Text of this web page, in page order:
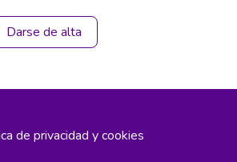
Darse de alta
de privacidad y cookies